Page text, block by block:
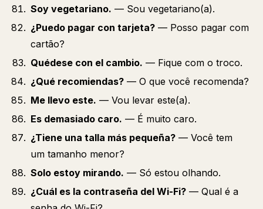
Soy vegetariano. — Sou vegetariano(a).
¿Puedo pagar con tarjeta? — Posso pagar com
cartão?
Quédese con el cambio. — Fique com o troco.
¿Qué recomiendas? — O que você recomenda?
Me llevo este. — Vou levar este(a).
Es demasiado caro. — É muito caro.
¿Tiene una talla más pequeña? — Você tem
um tamanho menor?
Solo estoy mirando. — Só estou olhando.
¿Cuál es la contraseña del Wi-Fi? — Qual é a